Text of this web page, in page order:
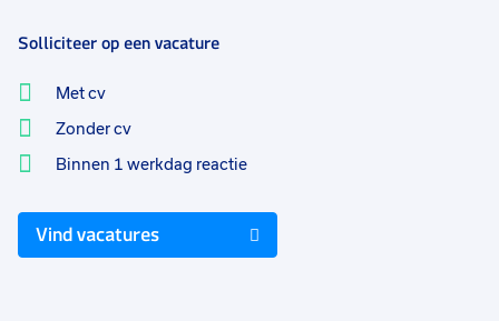
Solliciteer op een vacature
Met cv
Zonder cv
Binnen 1 werkdag reactie
Vind vacatures